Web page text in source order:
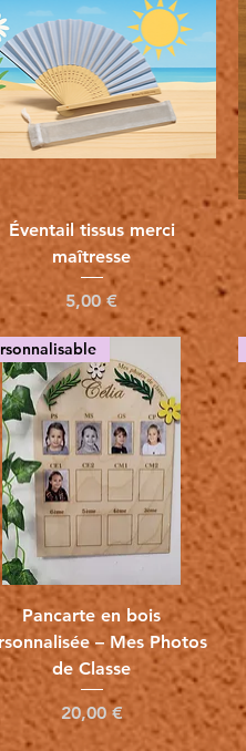
Vista rápida
Éventail tissus merci
maîtresse
Precio
5,00 €
Vista rápida
Pancarte en bois
– Mes Photos
de Classe
Precio
20,00 €